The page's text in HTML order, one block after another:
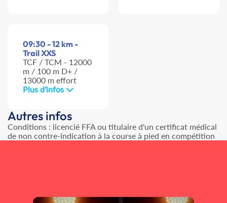
09:30 - 12 km -
Trail XXS
TCF / TCM - 12000
m / 100 m D+ /
13000 m effort
Plus d'infos
Autres infos
Conditions : licencié FFA ou titulaire d'un certificat médical
de non contre-indication à la course à pied en compétition